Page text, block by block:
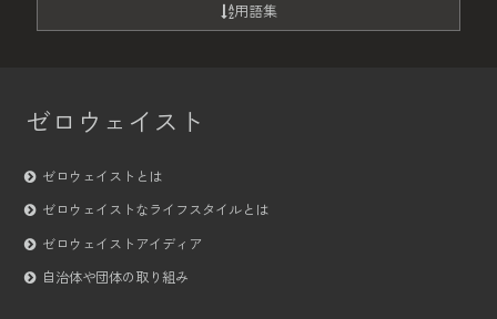
用語集
ゼロウェイスト
ゼロウェイストとは
ゼロウェイストなライフスタイルとは
ゼロウェイストアイディア
自治体や団体の取り組み